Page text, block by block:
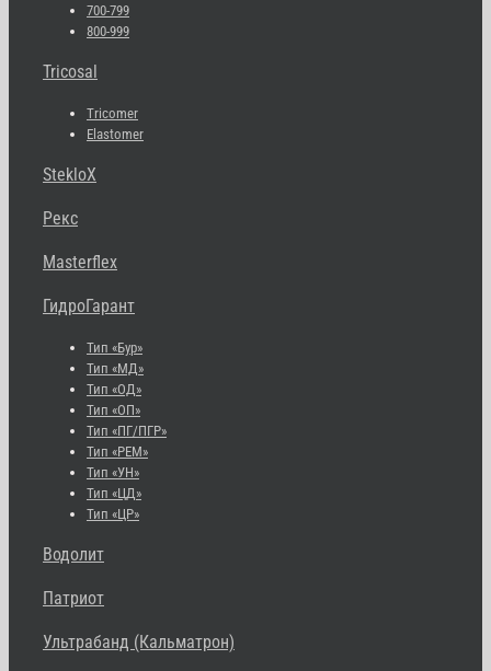
700-799
800-999
Tricosal
Tricomer
Elastomer
StekloX
Рекс
Masterflex
ГидроГарант
Тип «Бур»
Тип «МД»
Тип «ОД»
Тип «ОП»
Тип «ПГ/ПГР»
Тип «РЕМ»
Тип «УН»
Тип «ЦД»
Тип «ЦР»
Водолит
Патриот
Ультрабанд (Кальматрон)